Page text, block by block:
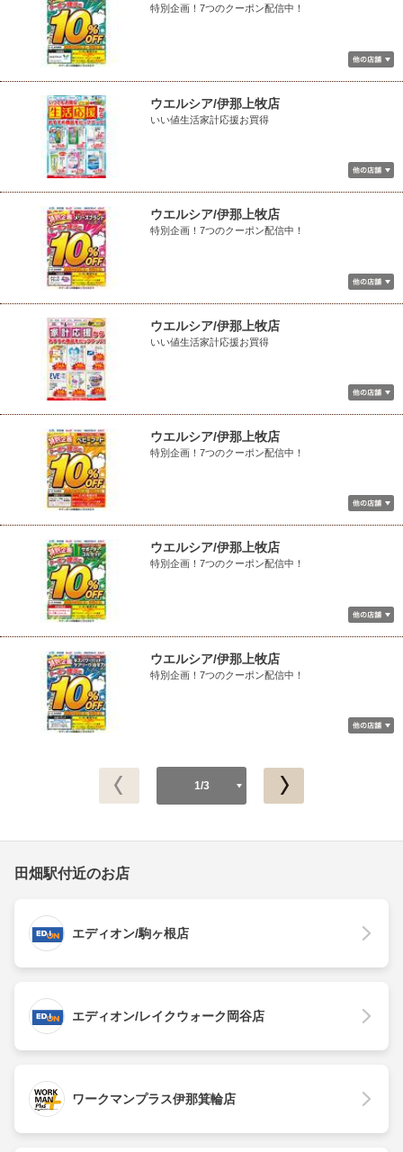
特別企画！7つのクーポン配信中！
ウエルシア/伊那上牧店
いい値生活家計応援お買得
ウエルシア/伊那上牧店
特別企画！7つのクーポン配信中！
ウエルシア/伊那上牧店
いい値生活家計応援お買得
ウエルシア/伊那上牧店
特別企画！7つのクーポン配信中！
ウエルシア/伊那上牧店
特別企画！7つのクーポン配信中！
ウエルシア/伊那上牧店
特別企画！7つのクーポン配信中！
1/3
田畑駅付近のお店
エディオン/駒ヶ根店
エディオン/レイクウォーク岡谷店
ワークマンプラス伊那箕輪店